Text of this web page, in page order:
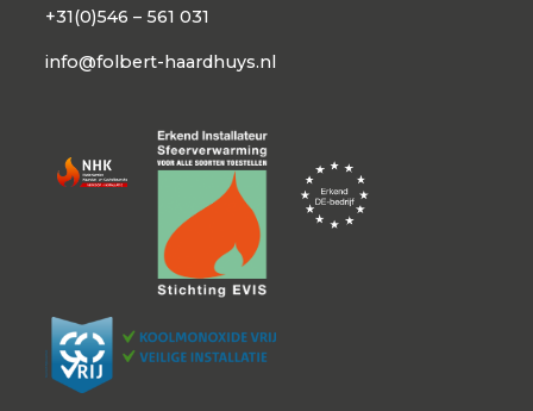
+31(0)546 – 561 031
info@folbert-haardhuys.nl